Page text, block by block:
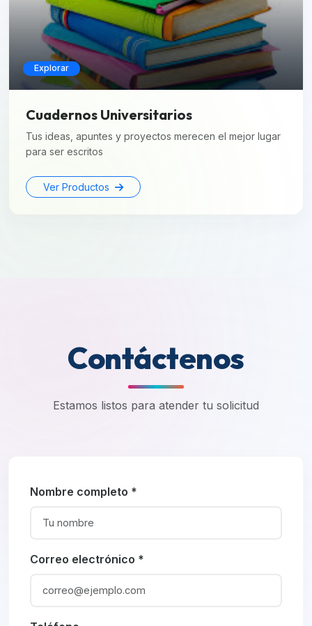
Explorar
Cuadernos Universitarios
Tus ideas, apuntes y proyectos merecen el mejor lugar
para ser escritos
Ver Productos
Contáctenos
Estamos listos para atender tu solicitud
Nombre completo *
Correo electrónico *